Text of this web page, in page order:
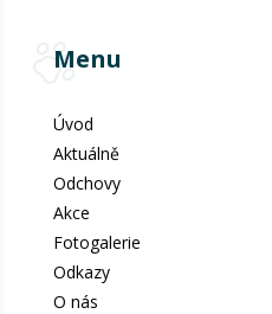
Menu
Úvod
Aktuálně
Odchovy
Akce
Fotogalerie
Odkazy
O nás